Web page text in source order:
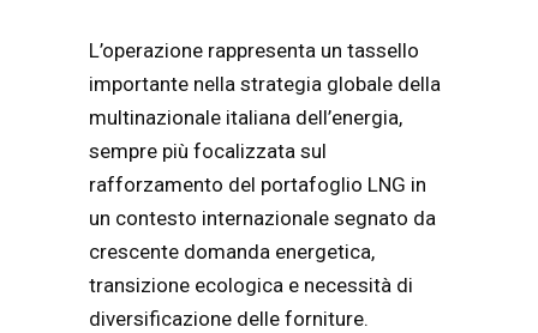
L’operazione rappresenta un tassello
importante nella strategia globale della
multinazionale italiana dell’energia,
sempre più focalizzata sul
rafforzamento del portafoglio LNG in
un contesto internazionale segnato da
crescente domanda energetica,
transizione ecologica e necessità di
diversificazione delle forniture.